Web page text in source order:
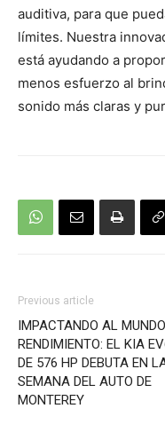
auditiva, para que
límites. Nuestra
está ayudando a
menos esfuerzo al
sonido más claras y
Previous article
IMPACTANDO AL
RENDIMIENTO: EL KIA
DE 576 HP DEBUTA EN
SEMANA DEL AUTO DE
MONTEREY